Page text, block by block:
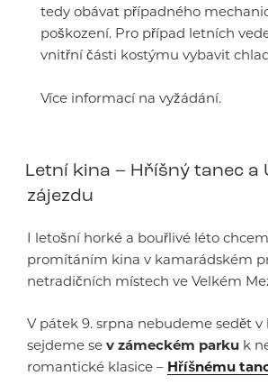
tedy obávat případného
poškození. Pro případ letních
vnitřní části kostýmu vybavit
Více informací na vyžádání.
Letní kina – Hříšný tanec a
zájezdu
I letošní horké a bouřlivé léto
promítáním kina v kamarádském
netradičních místech ve Velkém
V pátek 9. srpna nebudeme sedět v
sejdeme se v zámeckém parku k
romantické klasice – Hříšnému